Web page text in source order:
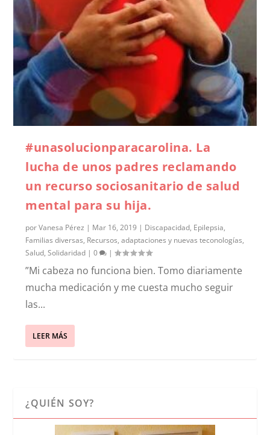
#unasolucionparacarolina. La
lucha de unos padres reclamando
un recurso sociosanitario de salud
mental para su hija.
porVanesa Pérez | Mar 16, 2019 | Discapacidad, Epilepsia,
Familias diversas, Recursos, adaptaciones y nuevas teconologías,
Salud,Solidaridad |0 |
”Mi cabeza no funciona bien. Tomo diariamente
mucha medicación y me cuesta mucho seguir
las...
LEER MÁS
¿QUIÉN SOY?